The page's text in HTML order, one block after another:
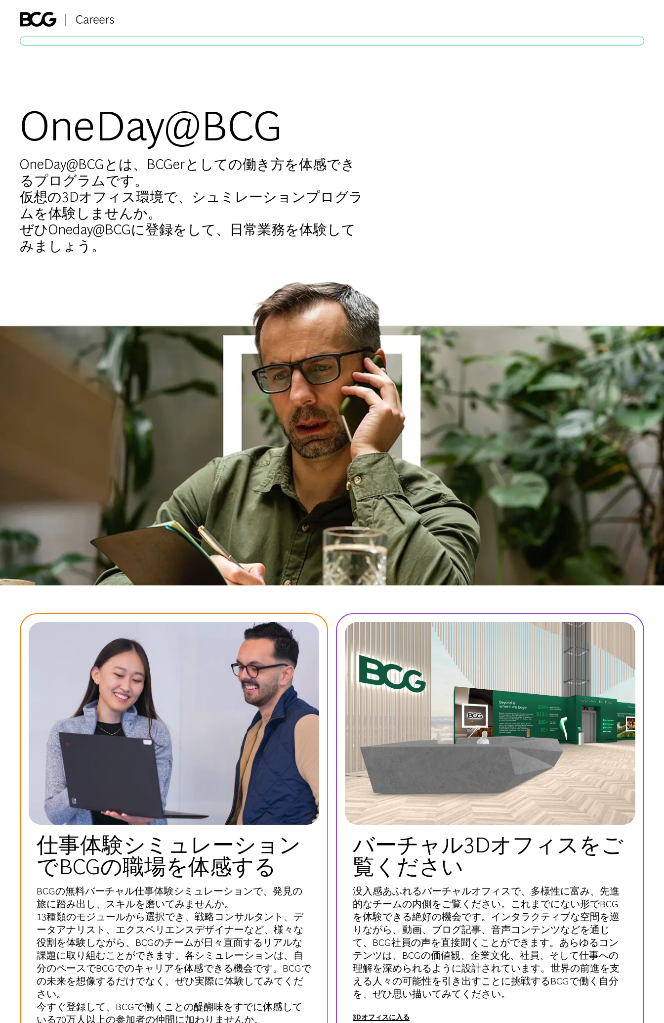
OneDay@BCG
OneDay@BCGとは、BCGerとしての働き方を体感でき
るプログラムです。
仮想の3Dオフィス環境で、シュミレーションプログラ
ムを体験しませんか。
ぜひOneday@BCGに登録をして、日常業務を体験して
みましょう。
仕事体験シミュレーション
でBCGの職場を体感する
BCGの無料バーチャル仕事体験シミュレーションで、発見の
旅に踏み出し、スキルを磨いてみませんか。
13種類のモジュールから選択でき、戦略コンサルタント、デ
ータアナリスト、エクスペリエンスデザイナーなど、様々な
役割を体験しながら、BCGのチームが日々直面するリアルな
課題に取り組むことができます。各シミュレーションは、自
分のペースでBCGでのキャリアを体感できる機会です。BCGで
の未来を想像するだけでなく、ぜひ実際に体験してみてくだ
さい。
今すぐ登録して、BCGで働くことの醍醐味をすでに体感して
いる70万人以上の参加者の仲間に加わりませんか。
バーチャル3Dオフィスをご
覧ください
没入感あふれるバーチャルオフィスで、多様性に富み、先進
的なチームの内側をご覧ください。これまでにない形でBCG
を体験できる絶好の機会です。インタラクティブな空間を巡
りながら、動画、ブログ記事、音声コンテンツなどを通じ
て、BCG社員の声を直接聞くことができます。あらゆるコン
テンツは、BCGの価値観、企業文化、社員、そして仕事への
理解を深められるように設計されています。世界の前進を支
える人々の可能性を引き出すことに挑戦するBCGで働く自分
を、ぜひ思い描いてみてください。
3Dオフィスに入る